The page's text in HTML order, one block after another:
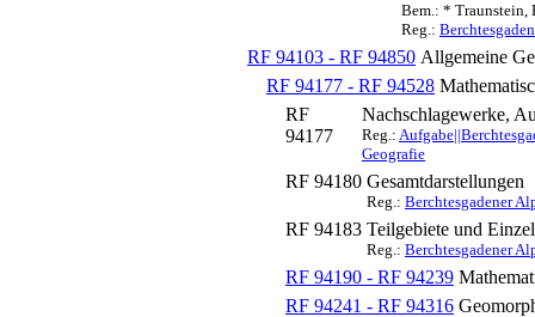
Bem.: * Traunstein,
Reg.:
RF 94103 - RF 94850 Allgemeine
RF 94177 - RF 94528
RF
94177
Nachschlagewerke,
Reg.:
Geografie
RF 94180 Gesamtdarstellungen
Reg.: Berchtesgadener
RF 94183 Teilgebiete und
Reg.: Berchtesgadener
RF 94190 - RF 94239
RF 94241 - RF 94316